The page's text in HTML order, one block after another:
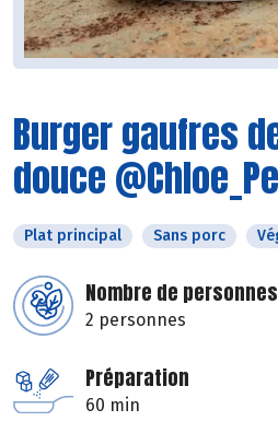
Burger gaufres
douce
Plat principal Sans porc
Nombre de personnes
2 personnes
Préparation
60 min